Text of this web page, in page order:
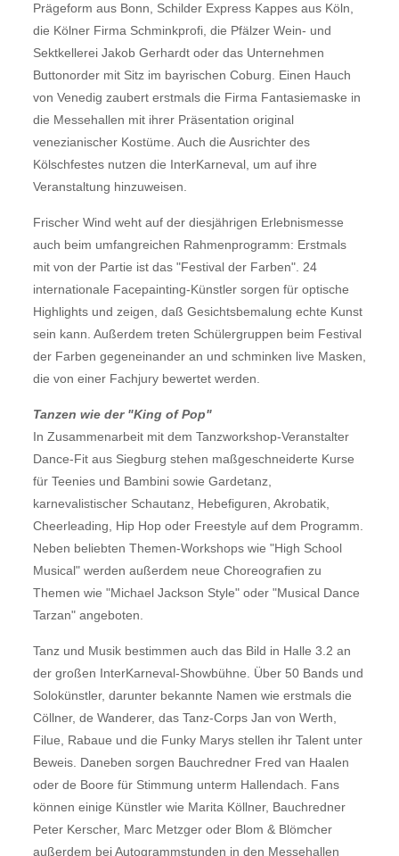
Prägeform aus Bonn, Schilder Express Kappes aus Köln,
die Kölner Firma Schminkprofi, die Pfälzer Wein- und
Sektkellerei Jakob Gerhardt oder das Unternehmen
Buttonorder mit Sitz im bayrischen Coburg. Einen Hauch
von Venedig zaubert erstmals die Firma Fantasiemaske in
die Messehallen mit ihrer Präsentation original
venezianischer Kostüme. Auch die Ausrichter des
Kölschfestes nutzen die InterKarneval, um auf ihre
Veranstaltung hinzuweisen.
Frischer Wind weht auf der diesjährigen Erlebnismesse
auch beim umfangreichen Rahmenprogramm: Erstmals
mit von der Partie ist das "Festival der Farben". 24
internationale Facepainting-Künstler sorgen für optische
Highlights und zeigen, daß Gesichtsbemalung echte Kunst
sein kann. Außerdem treten Schülergruppen beim Festival
der Farben gegeneinander an und schminken live Masken,
die von einer Fachjury bewertet werden.
Tanzen wie der "King of Pop"
In Zusammenarbeit mit dem Tanzworkshop-Veranstalter
Dance-Fit aus Siegburg stehen maßgeschneiderte Kurse
für Teenies und Bambini sowie Gardetanz,
karnevalistischer Schautanz, Hebefiguren, Akrobatik,
Cheerleading, Hip Hop oder Freestyle auf dem Programm.
Neben beliebten Themen-Workshops wie "High School
Musical" werden außerdem neue Choreografien zu
Themen wie "Michael Jackson Style" oder "Musical Dance
Tarzan" angeboten.
Tanz und Musik bestimmen auch das Bild in Halle 3.2 an
der großen InterKarneval-Showbühne. Über 50 Bands und
Solokünstler, darunter bekannte Namen wie erstmals die
Cöllner, de Wanderer, das Tanz-Corps Jan von Werth,
Filue, Rabaue und die Funky Marys stellen ihr Talent unter
Beweis. Daneben sorgen Bauchredner Fred van Haalen
oder de Boore für Stimmung unterm Hallendach. Fans
können einige Künstler wie Marita Köllner, Bauchredner
Peter Kerscher, Marc Metzger oder Blom & Blömcher
außerdem bei Autogrammstunden in den Messehallen